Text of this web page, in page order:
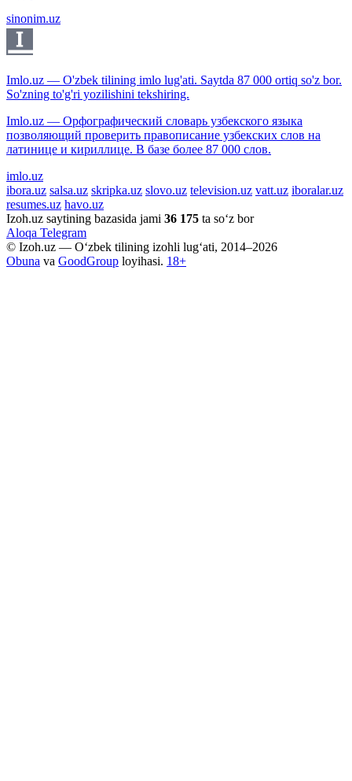
sinonim.uz
Imlo.uz — O'zbek tilining imlo lug'ati. Saytda 87 000 ortiq so'z bor.
So'zning to'g'ri yozilishini tekshiring.
Imlo.uz — Орфографический словарь узбекского языка
позволяющий проверить правописание узбекских слов на
латинице и кириллице. В базе более 87 000 слов.
imlo.uz
ibora.uz salsa.uz skripka.uz slovo.uz television.uz vatt.uz iboralar.uz
resumes.uz havo.uz
Izoh.uz saytining bazasida jami 36 175 ta so‘z bor
Aloqa Telegram
© Izoh.uz — O‘zbek tilining izohli lug‘ati, 2014–2026
Obuna va GoodGroup loyihasi. 18+